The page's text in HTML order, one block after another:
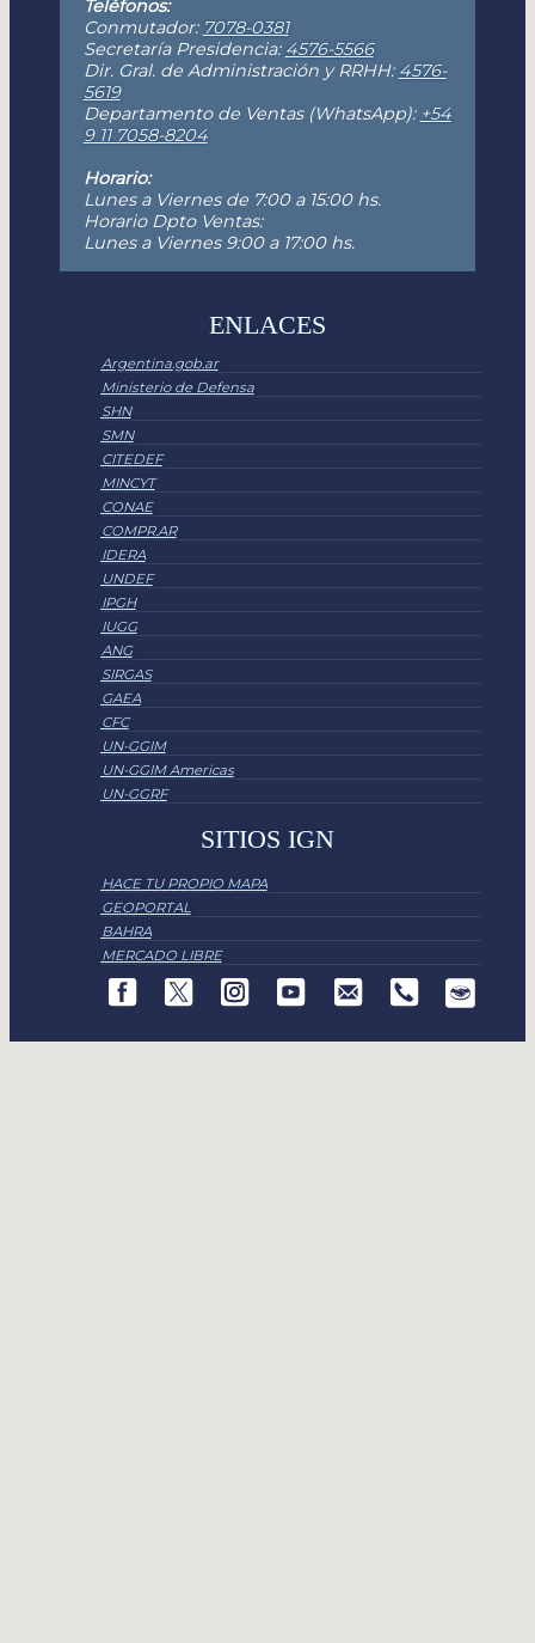
Teléfonos:
Conmutador: 7078-0381
Secretaría Presidencia: 4576-5566
Dir. Gral. de Administración y RRHH: 4576-
5619
Departamento de Ventas (WhatsApp): +54
9 11 7058-8204
Horario:
Lunes a Viernes de 7:00 a 15:00 hs.
Horario Dpto Ventas:
Lunes a Viernes 9:00 a 17:00 hs.
ENLACES
Argentina.gob.ar
Ministerio de Defensa
SHN
SMN
CITEDEF
MINCYT
CONAE
COMPR.AR
IDERA
UNDEF
IPGH
IUGG
ANG
SIRGAS
GAEA
CFC
UN-GGIM
UN-GGIM Americas
UN-GGRF
SITIOS IGN
HACE TU PROPIO MAPA
GEOPORTAL
BAHRA
MERCADO LIBRE